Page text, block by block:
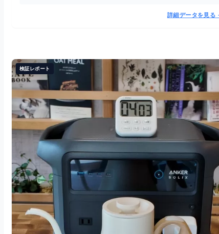
詳細データを見る
検証レポート